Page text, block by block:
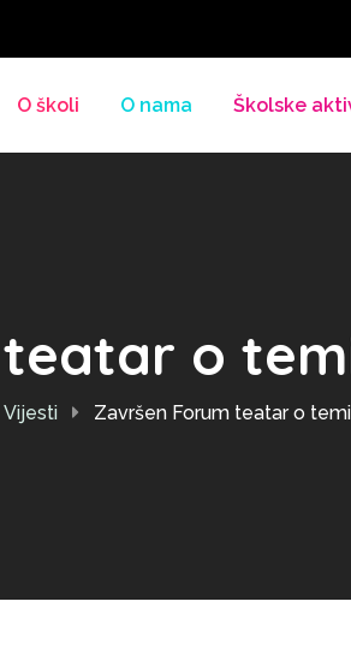
O školi O nama Školske
o
Vijesti Završen Forum teatar o